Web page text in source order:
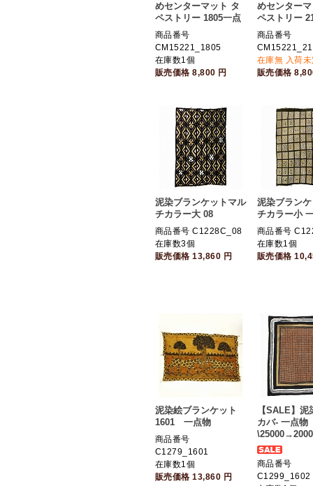
めセンターマット タ
ペストリー 1805一点
商品番号
CM15221_1805
在庫数1個
販売価格8,800 円
めセンター
ペストリー
商品番号
在庫無 入荷
販売価格
泥染ブランケットマル
チカラー大 08
商品番号 C1228C_08
在庫数3個
販売価格13,860 円
泥染ブラン
チカラー小
商品番号
在庫数1個
販売価格
泥染絵ブランケット
1601 一点物
商品番号
C1279_1601
在庫数1個
販売価格13,860 円
【SALE】泥
カバ- 一点
商品番号
C1299_1602